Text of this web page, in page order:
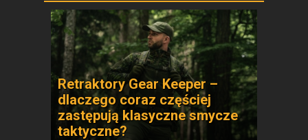
Retraktory Gear Keeper –
dlaczego coraz częściej
zastępują klasyczne smycze
taktyczne?